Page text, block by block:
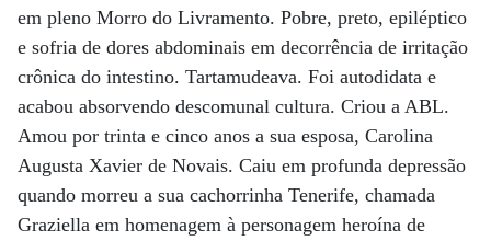
em pleno Morro do Livramento. Pobre, preto, epiléptico
e sofria de dores abdominais em decorrência de irritação
crônica do intestino. Tartamudeava. Foi autodidata e
acabou absorvendo descomunal cultura. Criou a ABL.
Amou por trinta e cinco anos a sua esposa, Carolina
Augusta Xavier de Novais. Caiu em profunda depressão
quando morreu a sua cachorrinha Tenerife, chamada
Graziella em homenagem à personagem heroína de